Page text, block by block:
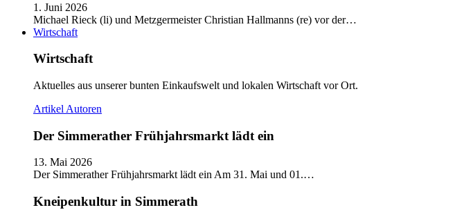
1. Juni 2026
Michael Rieck (li) und Metzgermeister Christian Hallmanns (re) vor der…
Wirtschaft
Wirtschaft
Aktuelles aus unserer bunten Einkaufswelt und lokalen Wirtschaft vor Ort.
Artikel Autoren
Der Simmerather Frühjahrsmarkt lädt ein
13. Mai 2026
Der Simmerather Frühjahrsmarkt lädt ein Am 31. Mai und 01.…
Kneipenkultur in Simmerath